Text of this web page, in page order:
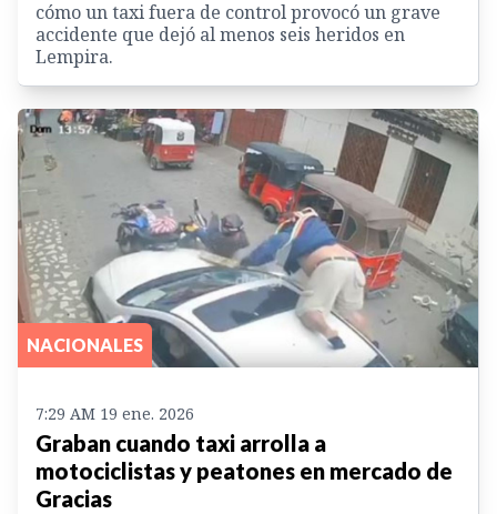
cómo un taxi fuera de control provocó un grave
accidente que dejó al menos seis heridos en
Lempira.
NACIONALES
7:29 AM 19 ene. 2026
Graban cuando taxi arrolla a
motociclistas y peatones en mercado de
Gracias